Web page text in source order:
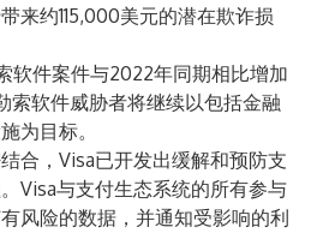
来约115,000美元的潜在欺诈损
软件案件与2022年同期相比增加
索软件威胁者将继续以包括金融
为目标。
合，Visa已开发出缓解和预防支
Visa与支付生态系统的所有参与
风险的数据，并通知受影响的利